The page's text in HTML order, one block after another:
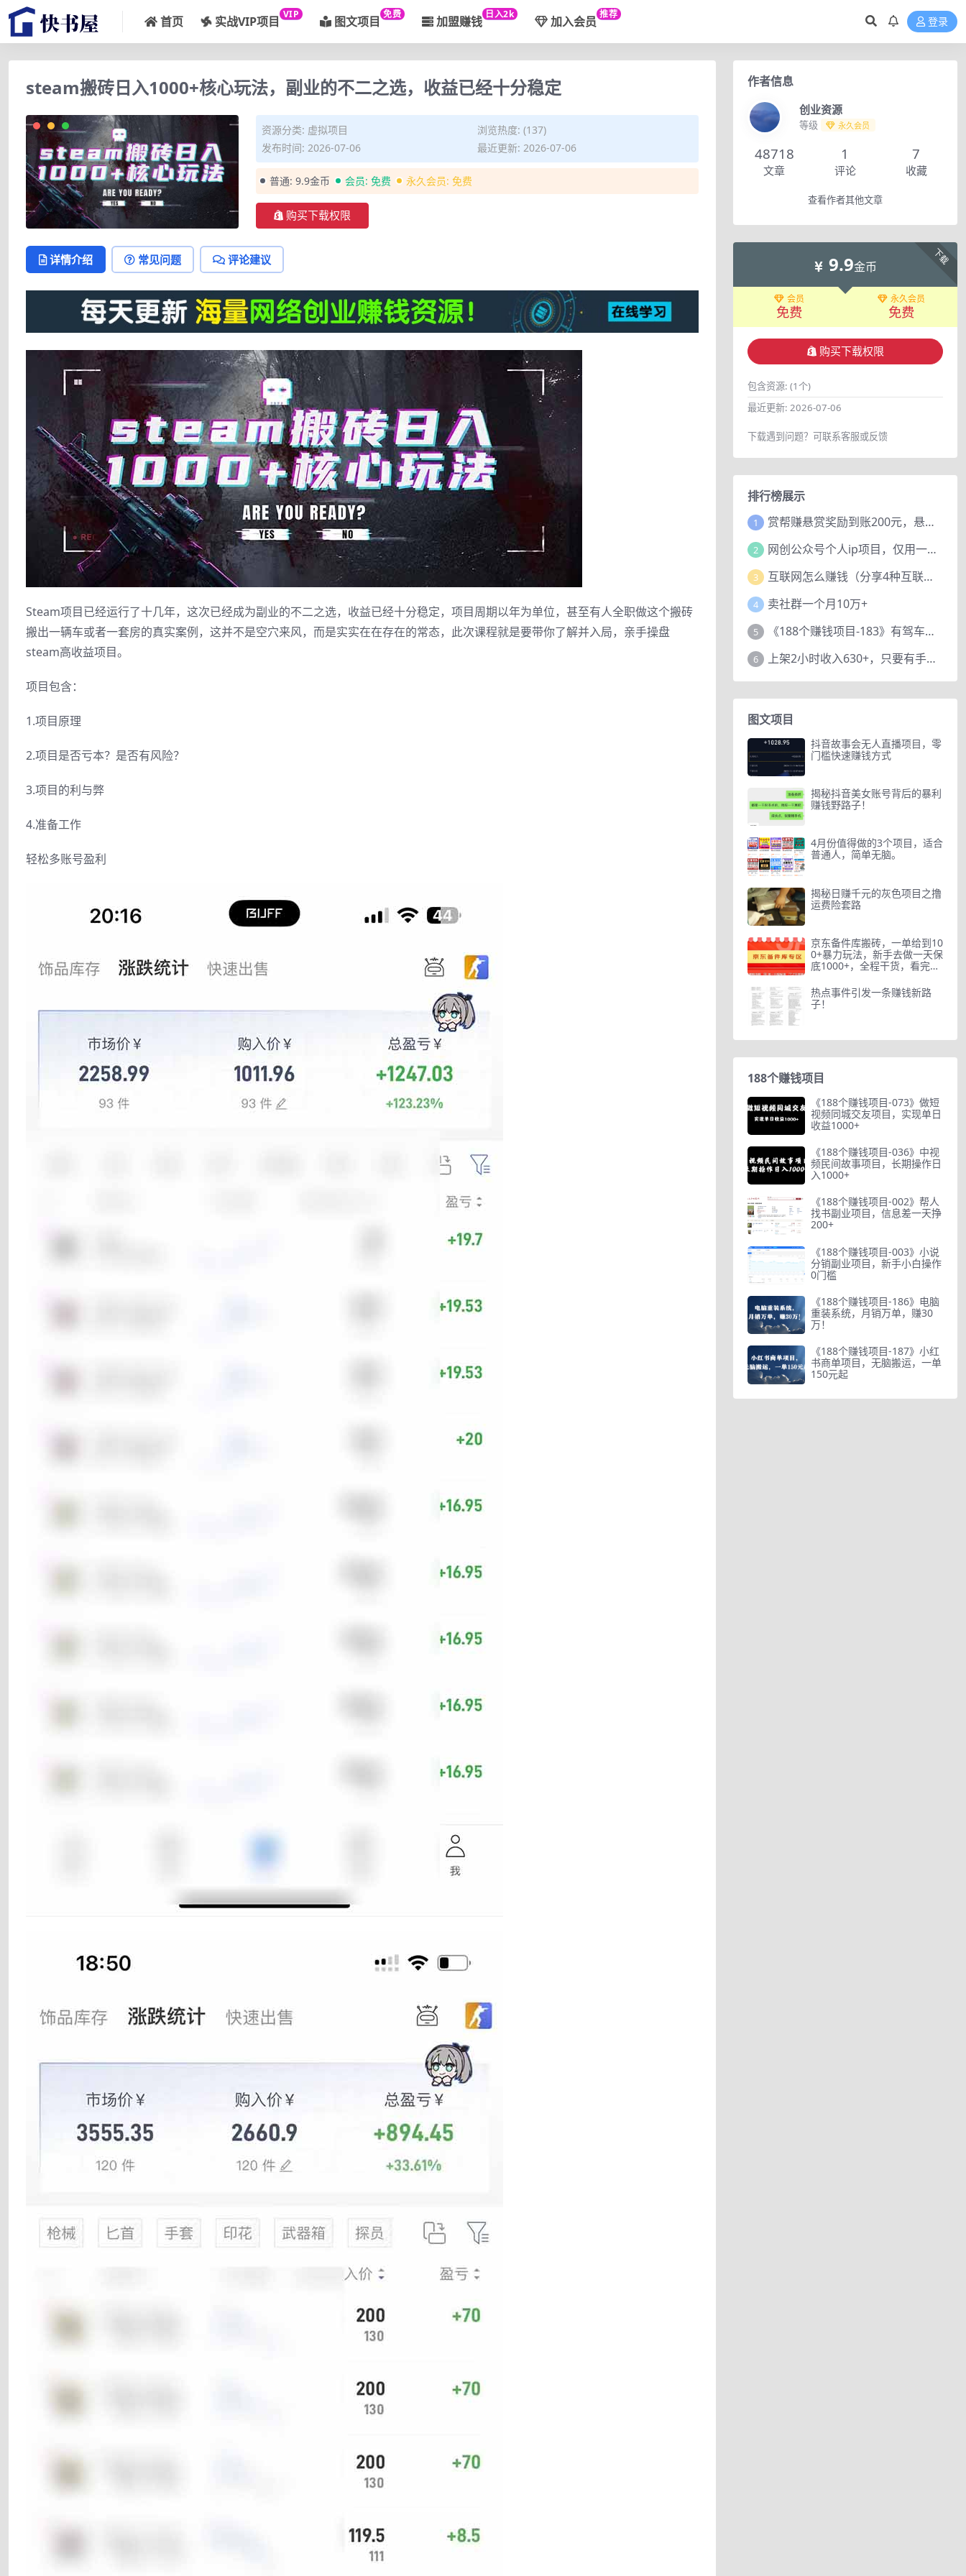
首页 实战VIP项目 VIP 图文项目 免费 加盟赚钱 日入2k 加入会员 推荐
登录
steam搬砖日入1000+核心玩法，副业的不二之选，收益已经十分稳定
资源分类: 虚拟项目
浏览热度: (137)
发布时间: 2026-07-06
最近更新: 2026-07-06
普通: 9.9金币 会员: 免费 永久会员: 免费
购买下载权限
详情介绍 常见问题 评论建议
Steam项目已经运行了十几年，这次已经成为副业的不二之选，收益已经十分稳定，项目周期以年为单位，甚至有人全职做这个搬砖
搬出一辆车或者一套房的真实案例，这并不是空穴来风，而是实实在在存在的常态，此次课程就是要带你了解并入局，亲手操盘
steam高收益项目。
项目包含：
1.项目原理
2.项目是否亏本？是否有风险？
3.项目的利与弊
4.准备工作
轻松多账号盈利
作者信息
创业资源
等级 永久会员
48718
文章
1
评论
7
收藏
查看作者其他文章
下载
9.9金币
会员
免费
永久会员
免费
购买下载权限
包含资源: (1个)
最近更新: 2026-07-06
下载遇到问题？可联系客服或反馈
排行榜展示
1 赏帮赚悬赏奖励到账200元，悬赏任务多劳多得，人人可做。
2 网创公众号个人ip项目，仅用一篇文章做到全网引流！
3 互联网怎么赚钱（分享4种互联网赚钱模式）
4 卖社群一个月10万+
5 《188个赚钱项目-183》有驾车评项目，动动小手，复制粘贴赚44元！
6 上架2小时收入630+，只要有手就能做的AI搞钱项目，奶奶看完都能学会!
图文项目
抖音故事会无人直播项目，零
门槛快速赚钱方式
揭秘抖音美女账号背后的暴利
赚钱野路子！
4月份值得做的3个项目，适合
普通人，简单无脑。
揭秘日赚千元的灰色项目之撸
运费险套路
京东备件库搬砖，一单给到10
0+暴力玩法，新手去做一天保
底1000+，全程干货，看完
热点事件引发一条赚钱新路
子！
188个赚钱项目
《188个赚钱项目-073》做短
视频同城交友项目，实现单日
收益1000+
《188个赚钱项目-036》中视
频民间故事项目，长期操作日
入1000+
《188个赚钱项目-002》帮人
找书副业项目，信息差一天挣
200+
《188个赚钱项目-003》小说
分销副业项目，新手小白操作
0门槛
《188个赚钱项目-186》电脑
重装系统，月销万单，赚30
万！
《188个赚钱项目-187》小红
书商单项目，无脑搬运，一单
150元起